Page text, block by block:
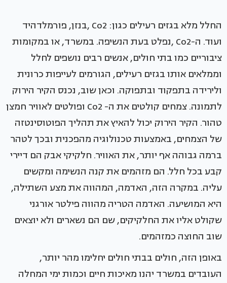
החלל מלא בגזים רעילים כגון: Co2 ,בנזן, פורמלדהיד
ועוד. ה-Co2 ,נפלט בעת הנשיפה. במשרד, או במקומות
ציבוריים כמו בתי חולים, אנשים רבים נושפים לחלל
וממלאים אותו בגזים רעילים, הגורמים לעייפות כרונית
ולירידה בתפקוד ובתפוקה. וכאן שוב, נכנס הקיר הירוק
לתמונה. צמחים קולטים את ה- Co2 ופולטים לאוויר חמצן
טהור. הקיר הירוק יכול להאיץ את תהליך הפוטוסינטזה
של הצמחים, באמצעות טכנולוגיה מהפכנית ובכך לטהר
ברמה גבוהה אף יותר, את האוויר. חלקיקי אבק הם דיירי
קבע בכל חלל. הם מזהמים את קנה הנשימה ומקשים
עליה. במקרה הזה, האדמה, המהווה את מצע השתילה,
היא המושיעה. האדמה הטריה מהווה פילטר אורגני
שקולט אליו את החלקיקים, שם הם נשארים ולא יוצאים
שוב החוצה כמזהמים.
באופן הזה, חולים בבתי חולים יחלימו מהר יותר,
העובדים במשרד יהנו מאיכות חיים וכמות ימי המחלה